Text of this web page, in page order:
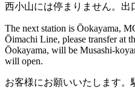
西小山には停まりません。出
The next station is Ōokayama,
Ōimachi Line, please transfer at
Ōokayama, will be Musashi-
will open.
お客様にお願いいたします